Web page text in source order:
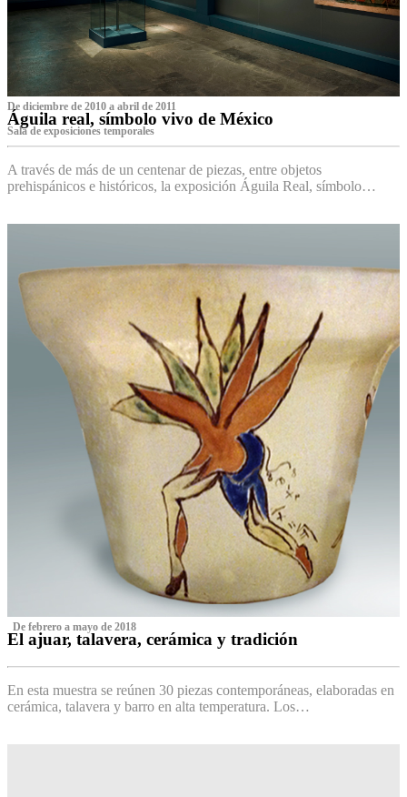
De diciembre de 2010 a abril de 2011
Águila real, símbolo vivo de México
Sala de exposiciones temporales
A través de más de un centenar de piezas, entre objetos
prehispánicos e históricos, la exposición Águila Real, símbolo…
‌ De febrero a mayo de 2018
El ajuar, talavera, cerámica y tradición
En esta muestra se reúnen 30 piezas contemporáneas, elaboradas en
cerámica, talavera y barro en alta temperatura. Los…